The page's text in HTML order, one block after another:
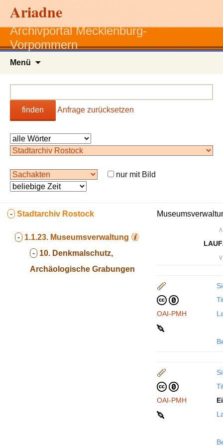
Ariadne
Archivportal Mecklenburg-
Vorpommern
Menü
finden Anfrage zurücksetzen
nur mit Bild
- Stadtarchiv Rostock
- 1.1.23. Museumsverwaltung
- 10. Denkmalschutz,
Archäologische Grabungen
∧
∨
OAI-PMH
OAI-PMH